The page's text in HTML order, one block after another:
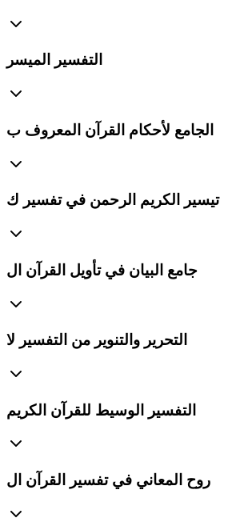
التفسير الميسر
الجامع لأحكام القرآن المعروف ب
تيسير الكريم الرحمن في تفسير ك
جامع البيان في تأويل القرآن ال
التحرير والتنوير من التفسير لا
التفسير الوسيط للقرآن الكريم
روح المعاني في تفسير القرآن ال